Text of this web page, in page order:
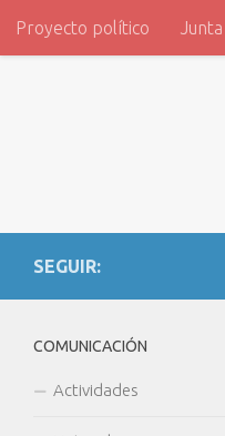
Saltar al contenido
Proyecto político
SEGUIR:
COMUNICACIÓN
Actividades